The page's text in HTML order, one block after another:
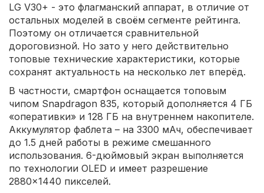
LG V30+ - это флагманский аппарат, в отличие от
остальных моделей в своём сегменте рейтинга.
Поэтому он отличается сравнительной
дороговизной. Но зато у него действительно
топовые технические характеристики, которые
сохранят актуальность на несколько лет вперёд.
В частности, смартфон оснащается топовым
чипом Snapdragon 835, который дополняется 4 ГБ
«оперативки» и 128 ГБ на внутреннем накопителе.
Аккумулятор фаблета – на 3300 мАч, обеспечивает
до 1.5 дней работы в режиме смешанного
использования. 6-дюймовый экран выполняется
по технологии OLED и имеет разрешение
2880×1440 пикселей.